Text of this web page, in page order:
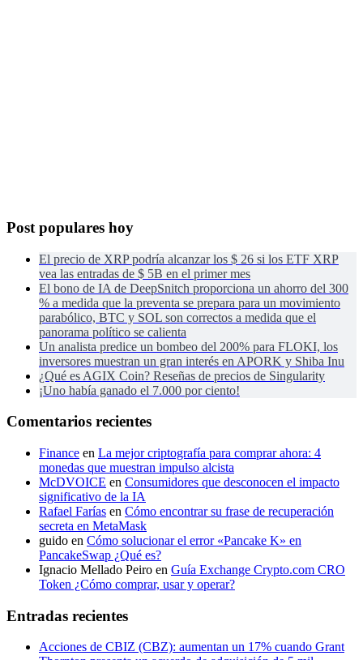
Post populares hoy
El precio de XRP podría alcanzar los $ 26 si los ETF XRP
vea las entradas de $ 5B en el primer mes
El bono de IA de DeepSnitch proporciona un ahorro del 300
% a medida que la preventa se prepara para un movimiento
parabólico, BTC y SOL son correctos a medida que el
panorama político se calienta
Un analista predice un bombeo del 200% para FLOKI, los
inversores muestran un gran interés en APORK y Shiba Inu
¿Qué es AGIX Coin? Reseñas de precios de Singularity
¡Uno había ganado el 7.000 por ciento!
Comentarios recientes
Finance en La mejor criptografía para comprar ahora: 4
monedas que muestran impulso alcista
McDVOICE en Consumidores que desconocen el impacto
significativo de la IA
Rafael Farías en Cómo encontrar su frase de recuperación
secreta en MetaMask
guido en Cómo solucionar el error «Pancake K» en
PancakeSwap ¿Qué es?
Ignacio Mellado Peiro en Guía Exchange Crypto.com CRO
Token ¿Cómo comprar, usar y operar?
Entradas recientes
Acciones de CBIZ (CBZ): aumentan un 17% cuando Grant